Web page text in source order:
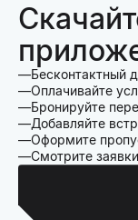
Бесконтактный
Оплачивайте
Бронируйте
Добавляйте
Оформите
Смотрите